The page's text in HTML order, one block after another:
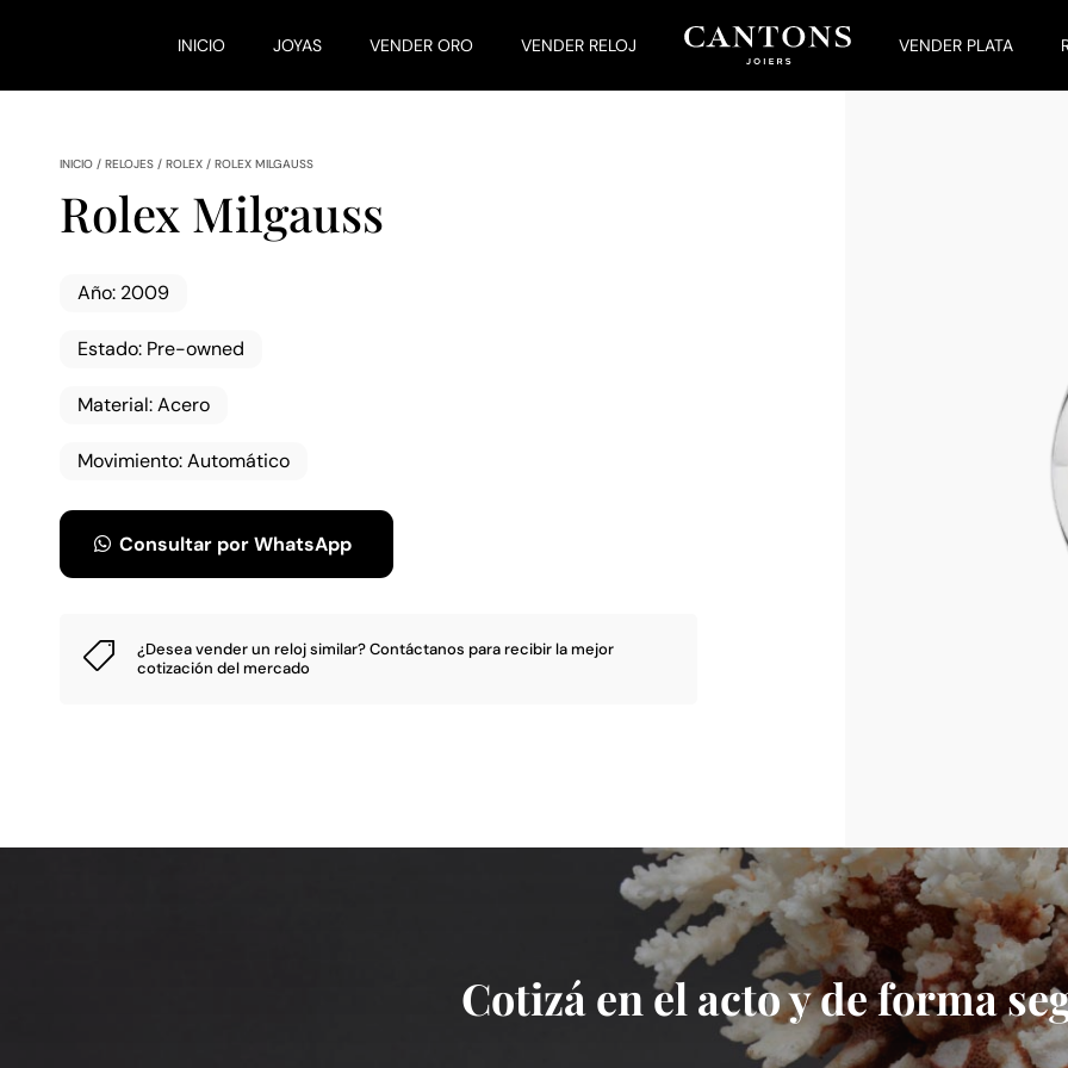
INICIO JOYAS VENDER ORO VENDER RELOJ VENDER PLATA
INICIO / RELOJES / ROLEX / ROLEX MILGAUSS
Rolex Milgauss
Año: 2009
Estado: Pre-owned
Material:Acero
Movimiento:Automático
Consultar por WhatsApp
 ¿Desea vender un reloj similar?Contáctanos para recibir la mejor
cotización del mercado
Cotizá en el acto y de forma